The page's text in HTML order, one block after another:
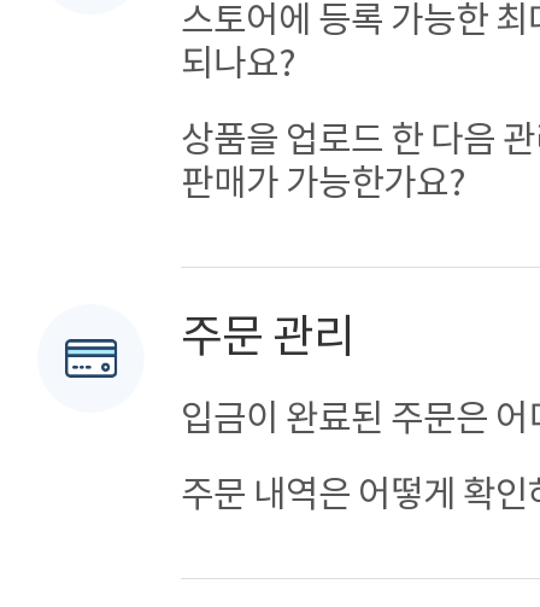
스토어에 등록 가능한
되나요?
상품을 업로드 한 다음
판매가 가능한가요?
주문 관리
입금이 완료된 주문은
주문 내역은 어떻게 확인